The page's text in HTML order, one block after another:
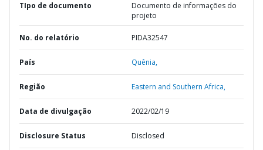
TIpo de documento
Documento de informações do
projeto
No. do relatório PIDA32547
País Quênia,
Região Eastern and Southern Africa,
Data de divulgação 2022/02/19
Disclosure Status Disclosed